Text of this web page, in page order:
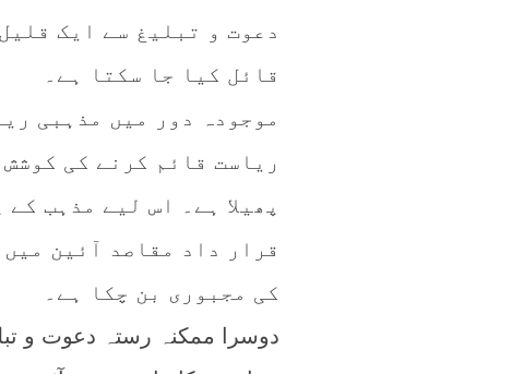
دعوت و تبلیغ سے ایک
قائل کیا جا سکتا ہے۔
موجودہ دور میں مذہبی
ریاست قائم کرنے کی
پھیلا ہے۔ اس لیے مذہب
قرار داد مقاصد آئین
کی مجبوری بن چکا ہے۔
دوسرا ممکنہ رستہ دعوت و